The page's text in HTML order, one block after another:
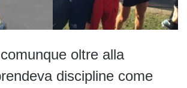
oltre alla
discipline come